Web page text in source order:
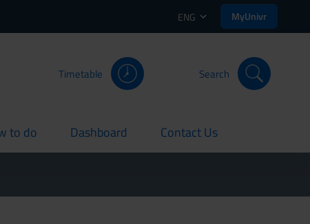
ENG MyUnivr
Timetable Search
to do Dashboard
current Contact Us
current